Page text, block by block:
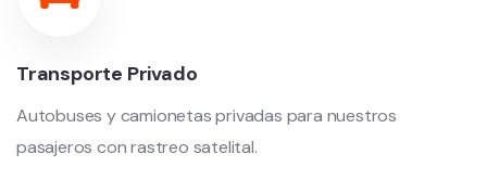
Transporte Privado
Autobuses y camionetas privadas para nuestros
pasajeros con rastreo satelital.